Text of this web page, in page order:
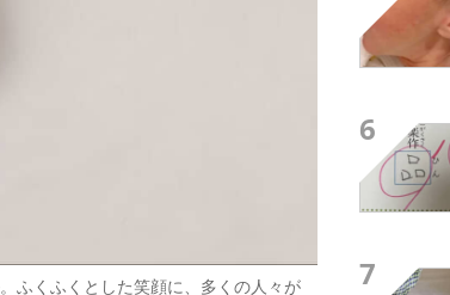
ふくふくとした笑顔に、多くの人々が
6
7